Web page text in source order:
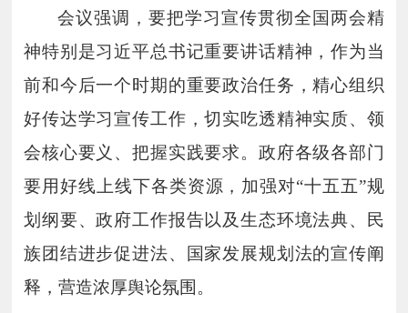
会议强调，要把学习宣传贯彻全国两会精
神特别是习近平总书记重要讲话精神，作为当
前和今后一个时期的重要政治任务，精心组织
好传达学习宣传工作，切实吃透精神实质、领
会核心要义、把握实践要求。政府各级各部门
要用好线上线下各类资源，加强对“十五五”规
划纲要、政府工作报告以及生态环境法典、民
族团结进步促进法、国家发展规划法的宣传阐
释，营造浓厚舆论氛围。